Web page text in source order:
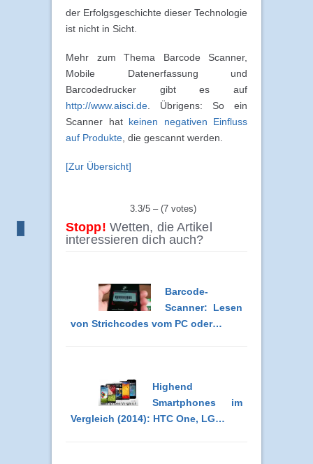
der Erfolgsgeschichte dieser Technologie
ist nicht in Sicht.
Mehr zum Thema Barcode Scanner,
Mobile Datenerfassung und
Barcodedrucker gibt es auf
http://www.aisci.de . Übrigens: So ein
Scanner hat keinen negativen Einfluss
auf Produkte , die gescannt werden.
[Zur Übersicht]
3.3/5 – (7 votes)
Stopp! Wetten, die Artikel
interessieren dich auch?
Barcode-
Scanner: Lesen
von Strichcodes vom PC oder…
Highend
Smartphones im
Vergleich (2014): HTC One, LG…